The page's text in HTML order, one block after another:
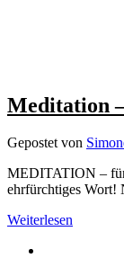
Meditation
Gepostet von
MEDITATION – für
ehrfürchtiges Wort!
Weiterlesen